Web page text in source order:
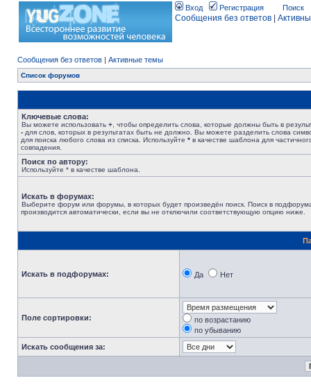
Вход Регистрация Поиск
Сообщения без ответов
Сообщения без ответов | Активные темы
Список форумов
Ключевые слова:
Вы можете использовать + , чтобы определить слова, которые должны быть в
- для слов, которых в результатах быть не должно. Вы можете разделить слова
для поиска любого слова из списка. Используйте * в качестве шаблона для
совпадения.
Поиск по автору:
Используйте * в качестве шаблона.
Искать в форумах:
Выберите форум или форумы, в которых будет произведён поиск. Поиск в
производится автоматически, если вы не отключили соответствующую опцию ниже.
Искать в подфорумах: Да Нет
Поле сортировки:
по возрастанию
по убыванию
Искать сообщения за: